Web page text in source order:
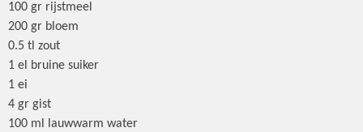
100 gr rijstmeel
200 gr bloem
0.5 tl zout
1 el bruine suiker
1 ei
4 gr gist
100 ml lauwwarm water